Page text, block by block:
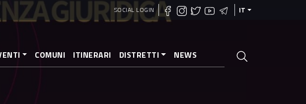
SOCIAL LOGIN IT
COMUNI ITINERARI DISTRETTI NEWS